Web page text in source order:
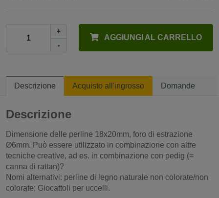
+
-
AGGIUNGI AL CARRELLO
Descrizione Acquisto all'ingrosso Domande
Descrizione
Dimensione delle perline 18x20mm, foro di estrazione
Ø6mm. Può essere utilizzato in combinazione con altre
tecniche creative, ad es. in combinazione con pedig (=
canna di rattan)?
Nomi alternativi: perline di legno naturale non colorate/non
colorate; Giocattoli per uccelli.